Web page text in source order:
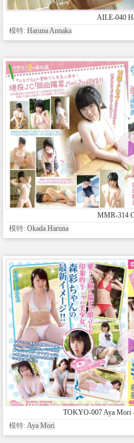
AILE-040
模特: Haruna Annaka
MMR-314
模特: Okada Haruna
TOKYO-007 Aya Mori
模特: Aya Mori